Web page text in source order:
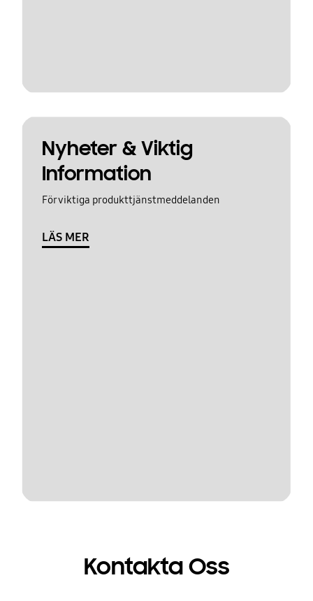
Nyheter & Viktig
Information
För viktiga produkttjänstmeddelanden
LÄS MER
Kontakta Oss